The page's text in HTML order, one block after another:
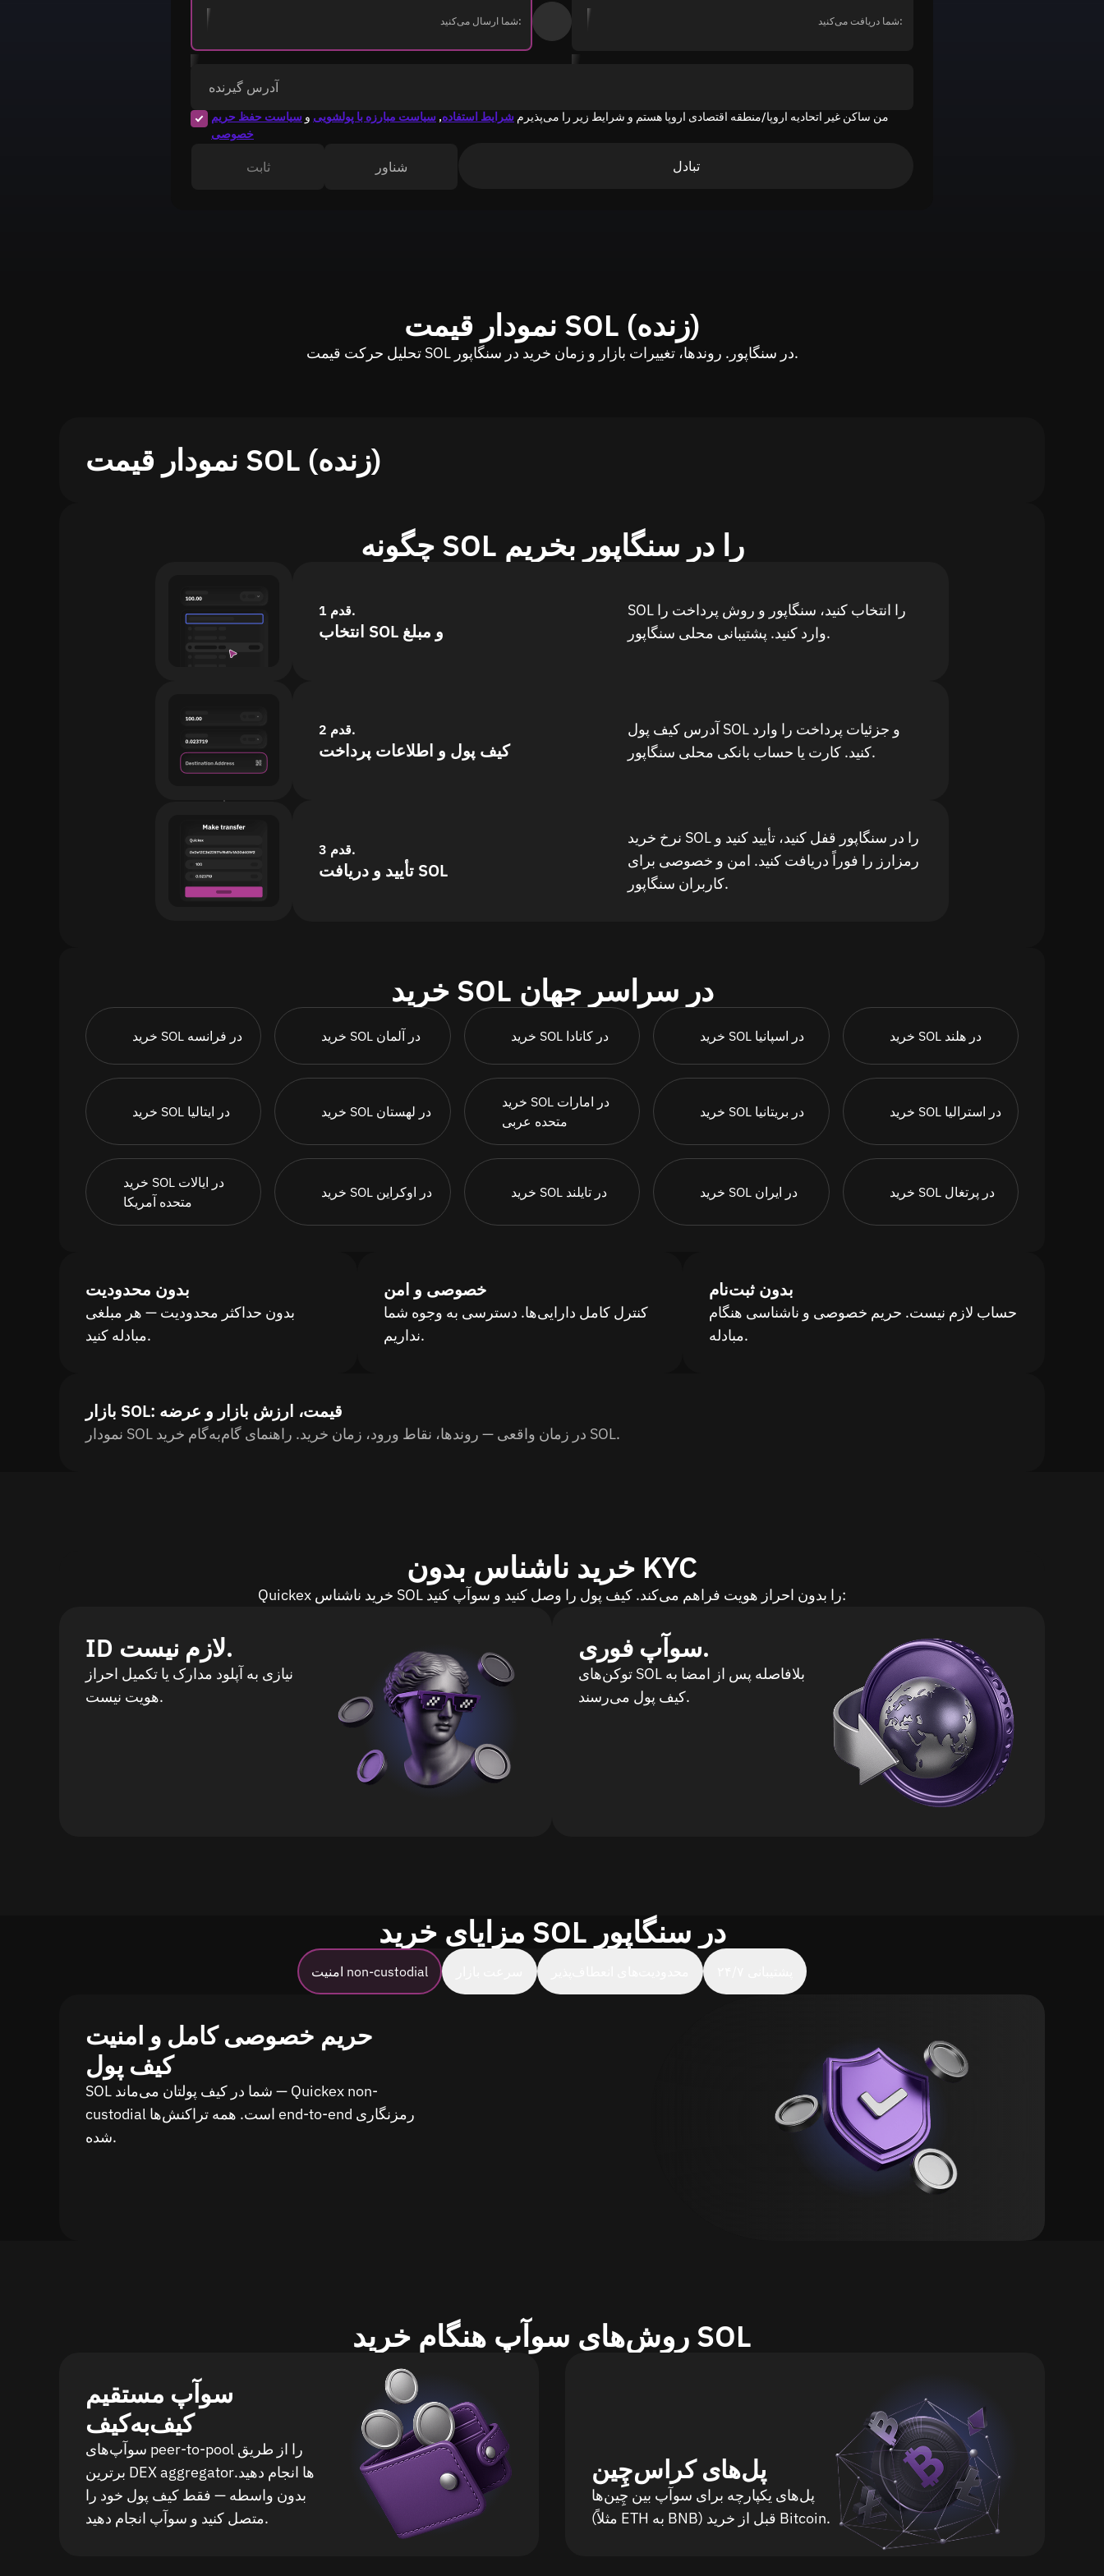
شما ارسال می‌کنید: شما دریافت می‌کنید:
آدرس گیرنده
من ساکن غیر اتحادیه اروپا/منطقه اقتصادی اروپا هستم و شرایط زیر را می‌پذیرم شرایط استفاده, سیاست مبارزه با پولشویی و سیاست حفظ حریم
خصوصی
ثابت شناور تبادل
نمودار قیمت SOL (زنده)
تحلیل حرکت قیمت SOL در سنگاپور. روندها، تغییرات بازار و زمان خرید در سنگاپور.
نمودار قیمت SOL (زنده)
چگونه SOL را در سنگاپور بخریم
قدم 1.
انتخاب SOL و مبلغ
SOL را انتخاب کنید، سنگاپور و روش پرداخت را
وارد کنید. پشتیبانی محلی سنگاپور.
قدم 2.
کیف پول و اطلاعات پرداخت
آدرس کیف پول SOL و جزئیات پرداخت را وارد
کنید. کارت یا حساب بانکی محلی سنگاپور.
قدم 3.
تأیید و دریافت SOL
نرخ خرید SOL را در سنگاپور قفل کنید، تأیید کنید و
رمزارز را فوراً دریافت کنید. امن و خصوصی برای
کاربران سنگاپور.
خرید SOL در سراسر جهان
خرید SOL در فرانسه خرید SOL در آلمان خرید SOL در کانادا خرید SOL در اسپانیا خرید SOL در هلند
خرید SOL در ایتالیا خرید SOL در لهستان
خرید SOL در امارات
متحده عربی
خرید SOL در بریتانیا خرید SOL در استرالیا
خرید SOL در ایالات
متحده آمریکا
خرید SOL در اوکراین خرید SOL در تایلند خرید SOL در ایران خرید SOL در پرتغال
بدون محدودیت
بدون حداکثر محدودیت — هر مبلغی
مبادله کنید.
خصوصی و امن
کنترل کامل دارایی‌ها. دسترسی به وجوه شما
نداریم.
بدون ثبت‌نام
حساب لازم نیست. حریم خصوصی و ناشناسی هنگام
مبادله.
بازار SOL: قیمت، ارزش بازار و عرضه
نمودار SOL در زمان واقعی — روندها، نقاط ورود، زمان خرید. راهنمای گام‌به‌گام خرید SOL.
خرید ناشناس بدون KYC
Quickex خرید ناشناس SOL را بدون احراز هویت فراهم می‌کند. کیف پول را وصل کنید و سوآپ کنید:
ID لازم نیست.
نیازی به آپلود مدارک یا تکمیل احراز
هویت نیست.
سوآپ فوری.
توکن‌های SOL بلافاصله پس از امضا به
کیف پول می‌رسند.
مزایای خرید SOL در سنگاپور
امنیت non-custodial
حریم خصوصی کامل و امنیت
کیف پول
SOL شما در کیف پولتان می‌ماند — Quickex non-
custodial است. همه تراکنش‌ها end-to-end رمزنگاری
شده.
روش‌های سوآپ هنگام خرید SOL
سوآپ مستقیم
کیف‌به‌کیف
سوآپ‌های peer-to-pool را از طریق
برترین DEX aggregatorها انجام دهید.
بدون واسطه — فقط کیف پول خود را
متصل کنید و سوآپ انجام دهید.
پل‌های کراس‌چِین
پل‌های یکپارچه برای سوآپ بین چِین‌ها
(مثلاً ETH به BNB) قبل از خرید Bitcoin.